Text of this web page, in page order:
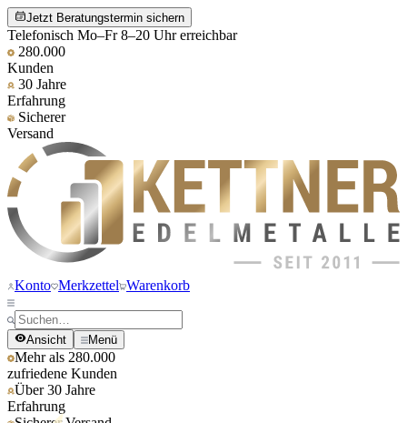
Jetzt Beratungstermin sichern
Telefonisch Mo–Fr 8–20 Uhr erreichbar
280.000
Kunden
30 Jahre
Erfahrung
Sicherer
Versand
Konto Merkzettel Warenkorb
Ansicht Menü
Mehr als 280.000
zufriedene Kunden
Über 30 Jahre
Erfahrung